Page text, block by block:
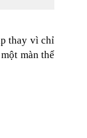
thay vì chỉ
màn thể